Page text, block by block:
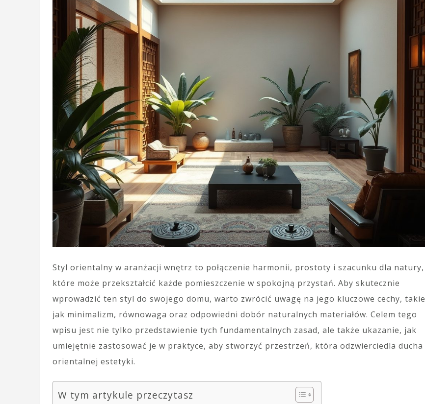
Styl orientalny w aranżacji wnętrz to połączenie harmonii, prostoty i szacunku dla natury,
które może przekształcić każde pomieszczenie w spokojną przystań. Aby skutecznie
wprowadzić ten styl do swojego domu, warto zwrócić uwagę na jego kluczowe cechy, takie
jak minimalizm, równowaga oraz odpowiedni dobór naturalnych materiałów. Celem tego
wpisu jest nie tylko przedstawienie tych fundamentalnych zasad, ale także ukazanie, jak
umiejętnie zastosować je w praktyce, aby stworzyć przestrzeń, która odzwierciedla ducha
orientalnej estetyki.
W tym artykule przeczytasz